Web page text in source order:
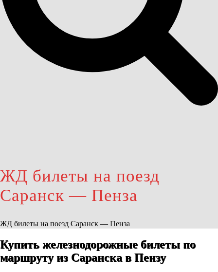
ЖД билеты на поезд
Саранск — Пенза
ЖД билеты на поезд Саранск — Пенза
Купить железнодорожные билеты по
маршруту из Саранска в Пензу